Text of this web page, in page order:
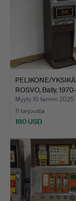
PELIKONE/
ROSVO, Bally.
Myyty 10 tammi 2025
11 tarjousta
180 USD